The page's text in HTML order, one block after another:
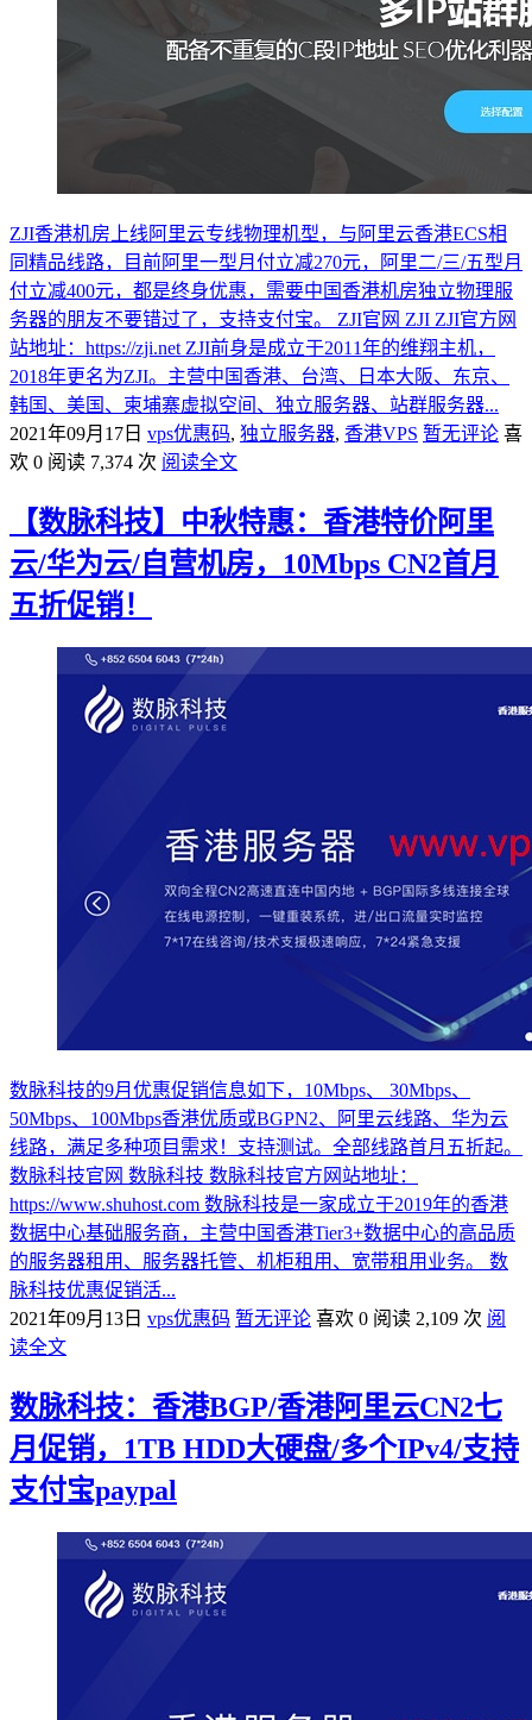
ZJI香港机房上线阿里云专线物理机型，与阿里云香港ECS相
同精品线路，目前阿里一型月付立减270元，阿里二/三/五型月
付立减400元，都是终身优惠，需要中国香港机房独立物理服
务器的朋友不要错过了，支持支付宝。 ZJI官网 ZJI ZJI官方网
站地址：https://zji.net ZJI前身是成立于2011年的维翔主机，
2018年更名为ZJI。主营中国香港、台湾、日本大阪、东京、
韩国、美国、柬埔寨虚拟空间、独立服务器、站群服务器...
2021年09月17日 vps优惠码, 独立服务器, 香港VPS 暂无评论 喜
欢 0 阅读 7,374 次 阅读全文
【数脉科技】中秋特惠：香港特价阿里
云/华为云/自营机房，10Mbps CN2首月
五折促销！
数脉科技的9月优惠促销信息如下，10Mbps、 30Mbps、
50Mbps、100Mbps香港优质或BGPN2、阿里云线路、华为云
线路，满足多种项目需求！支持测试。全部线路首月五折起。
数脉科技官网 数脉科技 数脉科技官方网站地址：
https://www.shuhost.com 数脉科技是一家成立于2019年的香港
数据中心基础服务商，主营中国香港Tier3+数据中心的高品质
的服务器租用、服务器托管、机柜租用、宽带租用业务。 数
脉科技优惠促销活...
2021年09月13日 vps优惠码 暂无评论 喜欢 0 阅读 2,109 次 阅
读全文
数脉科技：香港BGP/香港阿里云CN2七
月促销，1TB HDD大硬盘/多个IPv4/支持
支付宝paypal